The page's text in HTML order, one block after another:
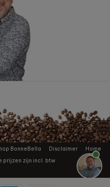
BonneBella Disclaimer
Home
prijzen zijn incl. btw